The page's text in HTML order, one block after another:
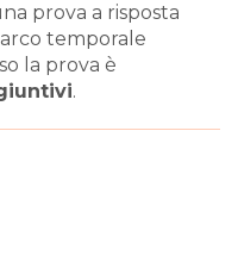
prova a risposta
temporale
la prova è
.